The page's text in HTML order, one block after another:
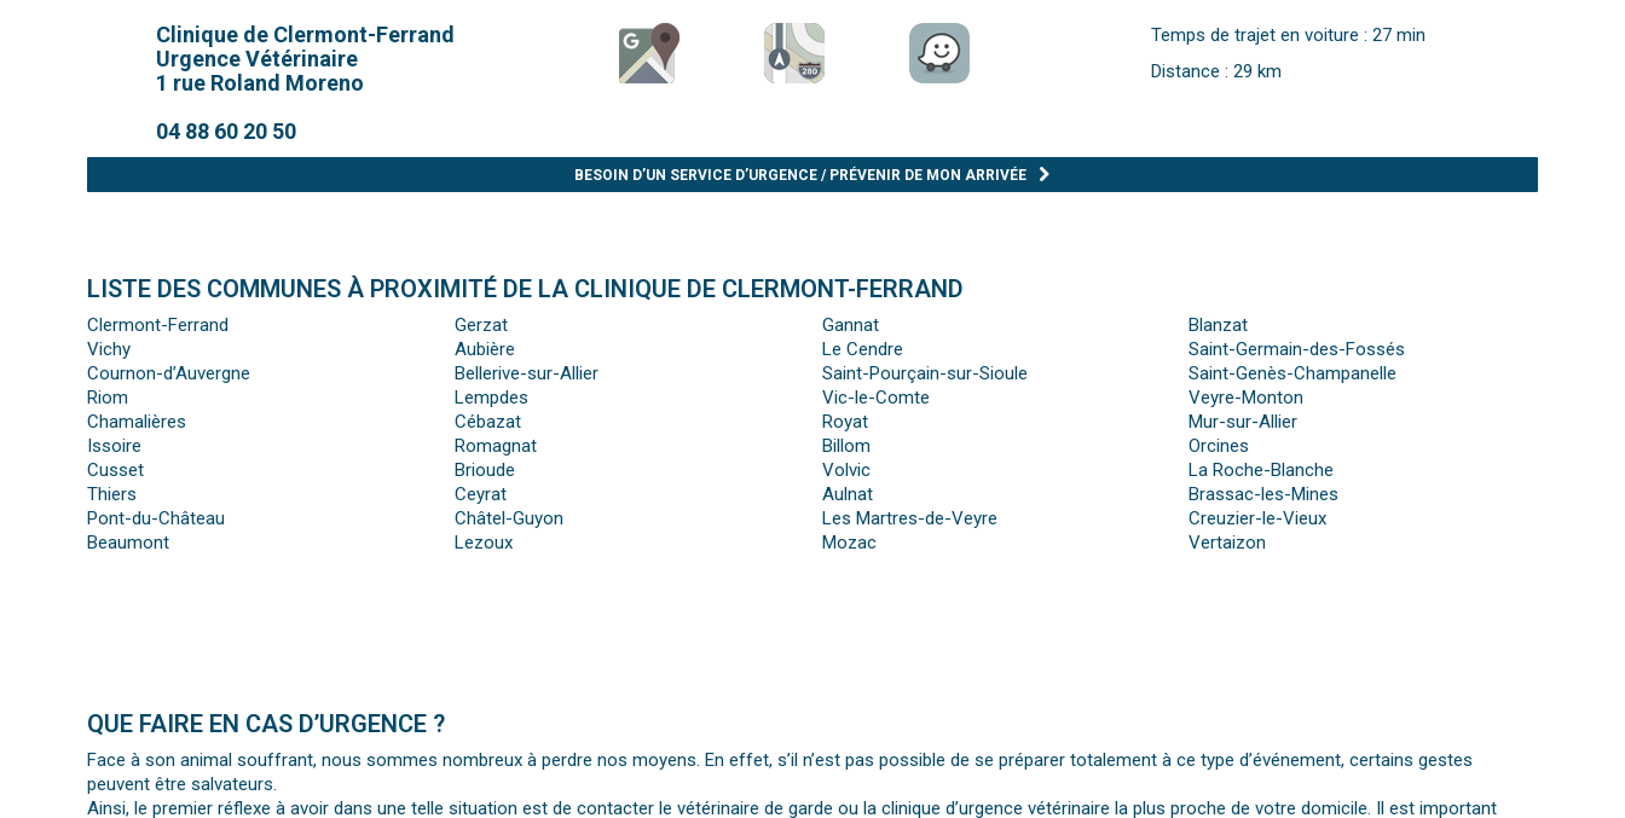
Clinique de Clermont-Ferrand
Urgence Vétérinaire
1 rue Roland Moreno
04 88 60 20 50
Temps de trajet en voiture : 27 min
Distance : 29 km
BESOIN D’UN SERVICE D’URGENCE / PRÉVENIR DE MON ARRIVÉE
LISTE DES COMMUNES À PROXIMITÉ DE LA CLINIQUE DE CLERMONT-FERRAND
Clermont-Ferrand
Vichy
Cournon-d’Auvergne
Riom
Chamalières
Issoire
Cusset
Thiers
Pont-du-Château
Beaumont
Gerzat
Aubière
Bellerive-sur-Allier
Lempdes
Cébazat
Romagnat
Brioude
Ceyrat
Châtel-Guyon
Lezoux
Gannat
Le Cendre
Saint-Pourçain-sur-Sioule
Vic-le-Comte
Royat
Billom
Volvic
Aulnat
Les Martres-de-Veyre
Mozac
Blanzat
Saint-Germain-des-Fossés
Saint-Genès-Champanelle
Veyre-Monton
Mur-sur-Allier
Orcines
La Roche-Blanche
Brassac-les-Mines
Creuzier-le-Vieux
Vertaizon
QUE FAIRE EN CAS D’URGENCE ?
Face à son animal souffrant, nous sommes nombreux à perdre nos moyens. En effet, s’il n’est pas possible de se préparer totalement à ce type d’événement, certains gestes
peuvent être salvateurs.
Ainsi, le premier réflexe à avoir dans une telle situation est de contacter le vétérinaire de garde ou la clinique d’urgence vétérinaire la plus proche de votre domicile. Il est important